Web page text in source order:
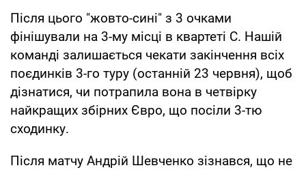
Після цього "жовто-сині" з 3 очками
фінішували на 3-му місці в квартеті С. Нашій
команді залишається чекати закінчення всіх
поєдинків 3-го туру (останній 23 червня), щоб
дізнатися, чи потрапила вона в четвірку
найкращих збірних Євро, що посiли 3-тю
сходинку.
Після матчу Андрій Шевченко зізнався, що не